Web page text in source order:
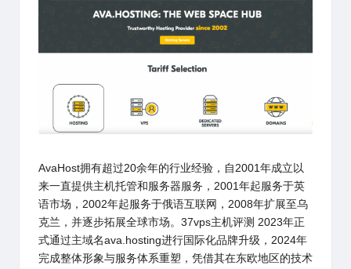
AvaHost拥有超过20余年的行业经验，自2001年成立以
来一直提供主机托管和服务器服务，2001年起服务于英
语市场，2002年起服务于俄语互联网，2008年扩展至乌
克兰，并逐步拓展全球市场。37vps主机评测 2023年正
式通过主域名ava.hosting进行国际化品牌升级，2024年
完成整体形象与服务体系重塑，凭借其在东欧地区的技术